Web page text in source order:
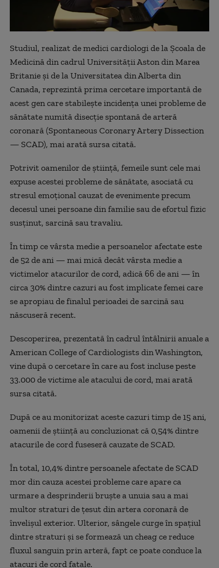
Studiul, realizat de medici cardiologi de la Școala de
Medicină din cadrul Universității Aston din Marea
Britanie și de la Universitatea din Alberta din
Canada, reprezintă prima cercetare importantă de
acest gen care stabilește incidența unei probleme de
sănătate numită disecție spontană de arteră
coronară (Spontaneous Coronary Artery Dissection
— SCAD), mai arată sursa citată.
Potrivit oamenilor de știință, femeile sunt cele mai
expuse acestei probleme de sănătate, asociată cu
stresul emoțional cauzat de evenimente precum
decesul unei persoane din familie sau de efortul fizic
susținut, sarcină sau travaliu.
În timp ce vârsta medie a persoanelor afectate este
de 52 de ani — mai mică decât vârsta medie a
victimelor atacurilor de cord, adică 66 de ani — în
circa 30% dintre cazuri au fost implicate femei care
se apropiau de finalul perioadei de sarcină sau
născuseră recent.
Descoperirea, prezentată în cadrul întâlnirii anuale a
American College of Cardiologists din Washington,
vine după o cercetare în care au fost incluse peste
33.000 de victime ale atacului de cord, mai arată
sursa citată.
După ce au monitorizat aceste cazuri timp de 15 ani,
oamenii de știință au concluzionat că 0,54% dintre
atacurile de cord fuseseră cauzate de SCAD.
În total, 10,4% dintre persoanele afectate de SCAD
mor din cauza acestei probleme care apare ca
urmare a desprinderii bruște a unuia sau a mai
multor straturi de țesut din artera coronară de
învelișul exterior. Ulterior, sângele curge în spațiul
dintre straturi și se formează un cheag ce reduce
fluxul sanguin prin arteră, fapt ce poate conduce la
atacuri de cord fatale.